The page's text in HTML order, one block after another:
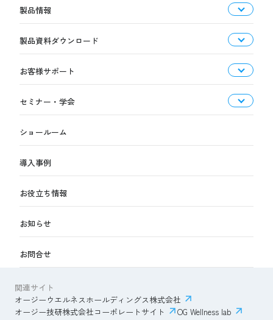
製品情報
製品資料ダウンロード
お客様サポート
セミナー・学会
ショールーム
導入事例
お役立ち情報
お知らせ
お問合せ
関連サイト
オージーウエルネスホールディングス株式会社
オージー技研株式会社コーポレートサイト
OG Wellness lab